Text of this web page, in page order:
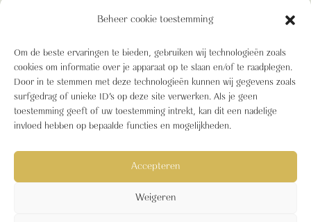
Beheer cookie toestemming
Om de beste ervaringen te bieden, gebruiken wij technologieën zoals
cookies om informatie over je apparaat op te slaan en/of te raadplegen.
Door in te stemmen met deze technologieën kunnen wij gegevens zoals
surfgedrag of unieke ID's op deze site verwerken. Als je geen
toestemming geeft of uw toestemming intrekt, kan dit een nadelige
invloed hebben op bepaalde functies en mogelijkheden.
Accepteren
Weigeren
Blooming Blog: Biodiversiteit in de stad
1 2 3 … 5 Volgende »
B Corp